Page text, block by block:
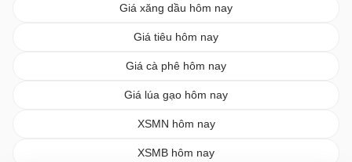
Giá xăng dầu hôm nay
Giá tiêu hôm nay
Giá cà phê hôm nay
Giá lúa gạo hôm nay
XSMN hôm nay
XSMB hôm nay